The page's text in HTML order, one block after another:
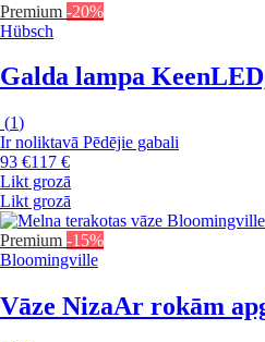
Premium -20%
Hübsch
Galda lampa Keen
(1)
Ir noliktavā Pēdējie gabali
93 €117 €
Likt grozā
Likt grozā
Premium -15%
Bloomingville
Vāze NizaAr rokām